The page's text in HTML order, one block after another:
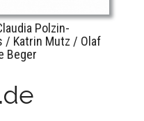
Polzin-
/ Katrin Mutz / Olaf
Beger